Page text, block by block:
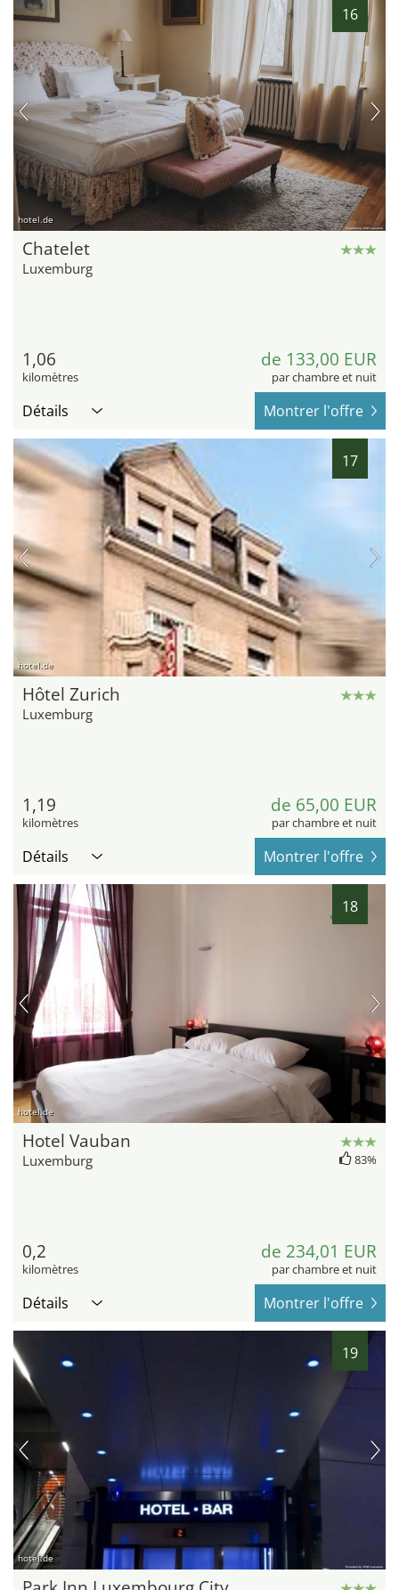
16
hotel.de
Chatelet
Luxemburg
1,06
kilomètres
de 133,00 EUR
par chambre et nuit
Détails Montrer l'offre
17
hotel.de
Hôtel Zurich
Luxemburg
1,19
kilomètres
de 65,00 EUR
par chambre et nuit
Détails Montrer l'offre
18
hotel.de
Hotel Vauban
Luxemburg 83%
0,2
kilomètres
de 234,01 EUR
par chambre et nuit
Détails Montrer l'offre
19
hotel.de